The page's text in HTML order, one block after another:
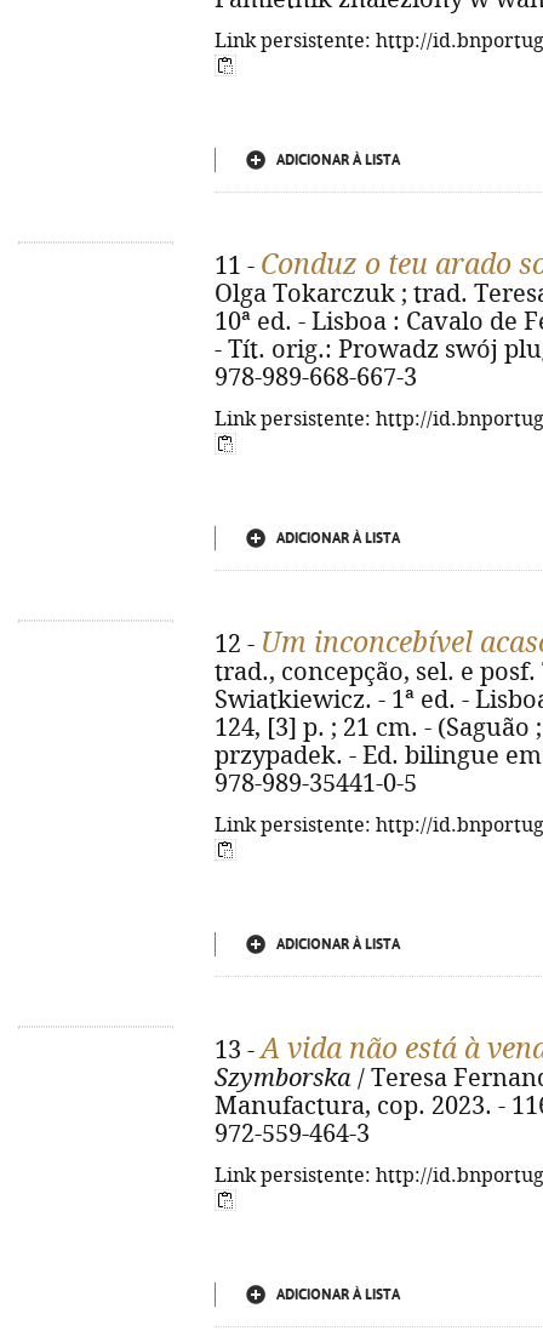
Link persistente: http://
ADICIONAR À LISTA
11 - Conduz o teu arado
Olga Tokarczuk ; trad.
10ª ed. - Lisboa : Cavalo de
- Tít. orig.: Prowadz swój
978-989-668-667-3
Link persistente: http://
ADICIONAR À LISTA
12 - Um inconcebível
trad., concepção, sel. e
Swiatkiewicz. - 1ª ed. -
124, [3] p. ; 21 cm. -
przypadek. - Ed. bilingue
978-989-35441-0-5
Link persistente: http://
ADICIONAR À LISTA
13 -A vida não está à
Szymborska / Teresa
Manufactura, cop. 2023. -
972-559-464-3
Link persistente: http://
ADICIONAR À LISTA